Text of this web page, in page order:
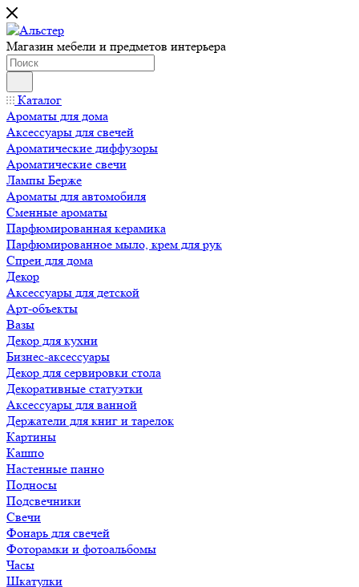
Магазин мебели и предметов интерьера
Каталог
Ароматы для дома
Аксессуары для свечей
Ароматические диффузоры
Ароматические свечи
Лампы Берже
Ароматы для автомобиля
Сменные ароматы
Парфюмированная керамика
Парфюмированное мыло, крем для рук
Спреи для дома
Декор
Аксессуары для детской
Арт-объекты
Вазы
Декор для кухни
Бизнес-аксессуары
Декор для сервировки стола
Декоративные статуэтки
Аксессуары для ванной
Держатели для книг и тарелок
Картины
Кашпо
Настенные панно
Подносы
Подсвечники
Свечи
Фонарь для свечей
Фоторамки и фотоальбомы
Часы
Шкатулки